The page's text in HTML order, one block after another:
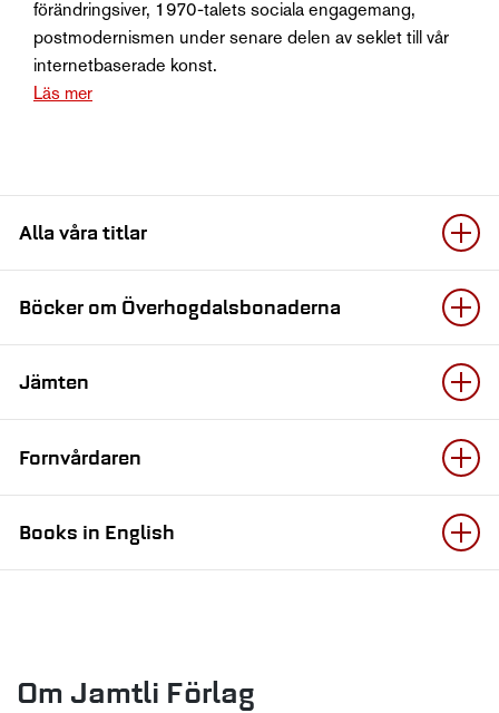
förändringsiver, 1970-talets sociala engagemang,
postmodernismen under senare delen av seklet till vår
internetbaserade konst.
Läs mer
Alla våra titlar
Böcker om Överhogdalsbonaderna
Jämten
Fornvårdaren
Books in English
Om Jamtli Förlag